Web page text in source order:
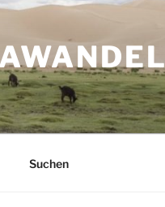
Suchen